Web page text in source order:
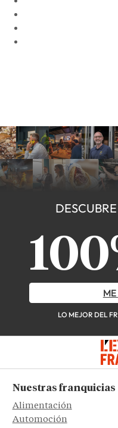
LO MEJOR DEL
Nuestras franquicias
Alimentación
Automoción